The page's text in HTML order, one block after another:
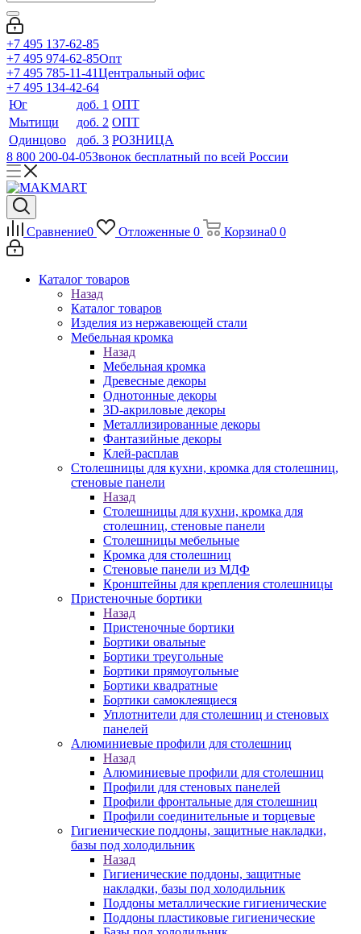
+7 495 137-62-85
+7 495 974-62-85Опт
+7 495 785-11-41Центральный офис
+7 495 134-42-64
Юг
доб. 1 ОПТ
Мытищи
доб. 2 ОПТ
Одинцово
доб. 3 РОЗНИЦА
8 800 200-04-05Звонок бесплатный по всей России
Сравнение0 Отложенные 0 Корзина0 0
Каталог товаров
Назад
Каталог товаров
Изделия из нержавеющей стали
Мебельная кромка
Назад
Мебельная кромка
Древесные декоры
Однотонные декоры
3D-акриловые декоры
Металлизированные декоры
Фантазийные декоры
Клей-расплав
Столешницы для кухни, кромка для столешниц,
стеновые панели
Назад
Столешницы для кухни, кромка для
столешниц, стеновые панели
Столешницы мебельные
Кромка для столешниц
Стеновые панели из МДФ
Кронштейны для крепления столешницы
Пристеночные бортики
Назад
Пристеночные бортики
Бортики овальные
Бортики треугольные
Бортики прямоугольные
Бортики квадратные
Бортики самоклеящиеся
Уплотнители для столешниц и стеновых
панелей
Алюминиевые профили для столешниц
Назад
Алюминиевые профили для столешниц
Профили для стеновых панелей
Профили фронтальные для столешниц
Профили соединительные и торцевые
Гигиенические поддоны, защитные накладки,
базы под холодильник
Назад
Гигиенические поддоны, защитные
накладки, базы под холодильник
Поддоны металлические гигиенические
Поддоны пластиковые гигиенические